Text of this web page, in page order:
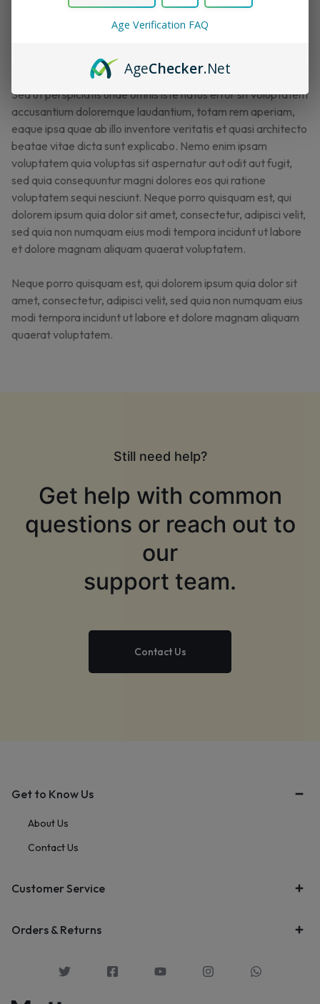
Duis aute irure dolor in reprehenderit in voluptate velit
sed do incididunt ut labore et dolore magna aliqua.
Sed ut perspiciatis unde omnis iste natus error sit voluptatem
accusantium doloremque laudantium, totam rem aperiam,
eaque ipsa quae ab illo inventore veritatis et quasi architecto
beatae vitae dicta sunt explicabo. Nemo enim ipsam
voluptatem quia voluptas sit aspernatur aut odit aut fugit,
sed quia consequuntur magni dolores eos qui ratione
voluptatem sequi nesciunt. Neque porro quisquam est, qui
dolorem ipsum quia dolor sit amet, consectetur, adipisci velit,
sed quia non numquam eius modi tempora incidunt ut labore
et dolore magnam aliquam quaerat voluptatem.
Neque porro quisquam est, qui dolorem ipsum quia dolor sit
amet, consectetur, adipisci velit, sed quia non numquam eius
modi tempora incidunt ut labore et dolore magnam aliquam
quaerat voluptatem.
Still need help?
Get help with common
questions or reach out to
our
support team.
Contact Us
Get to Know Us
About Us
Contact Us
Customer Service
Orders & Returns
Age Verification FAQ
AgeChecker.Net